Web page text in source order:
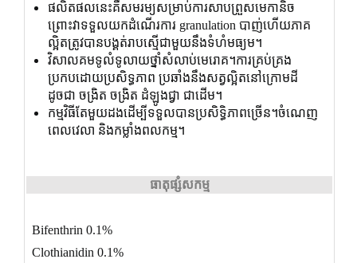
ផលិតផលនេះគឺសមរម្យសម្រាប់ការសាបព្រួសមេកានិច
ព្រោះវាទទួលយកដំណើរការ granulation បាញ់ហើយភាគ
ល្អិតត្រូវបានបង្គត់រាបស្មើជាមួយនឹងទំហំមធ្យម។
វិសាលគមទូលំទូលាយថ្នាំសំលាប់មេរោគ។ការគ្រប់គ្រង
ប្រកបដោយប្រសិទ្ធភាព ប្រឆាំងនឹងសត្វល្អិតនៅក្រោមដី
ដូចជា ចង្រិត ចង្រិត ដំឡូងជ្វា ជាដើម។
កម្មវិធីតែមួយដងដើម្បីទទួលបានប្រសិទ្ធិភាពច្រើន។ចំណេញ
ពេលវេលា និងកម្លាំងពលកម្ម។
ធាតុផ្សំ​សកម្ម
Bifenthrin 0.1%
Clothianidin 0.1%